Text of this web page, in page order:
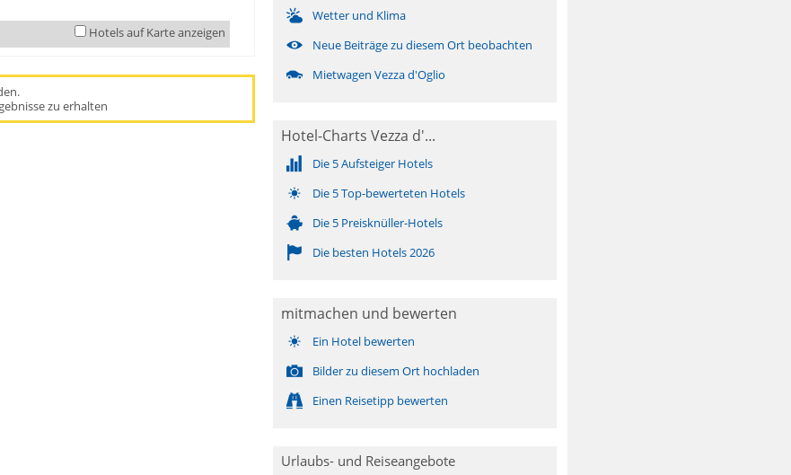
Hotels auf Karte anzeigen
zu erhalten
Wetter und Klima
Neue Beiträge zu diesem Ort beobachten
Mietwagen Vezza d'Oglio
Hotel-Charts Vezza d'...
Die 5 Aufsteiger Hotels
Die 5 Top-bewerteten Hotels
Die 5 Preisknüller-Hotels
Die besten Hotels 2026
mitmachen und bewerten
Ein Hotel bewerten
Bilder zu diesem Ort hochladen
Einen Reisetipp bewerten
Urlaubs- und Reiseangebote